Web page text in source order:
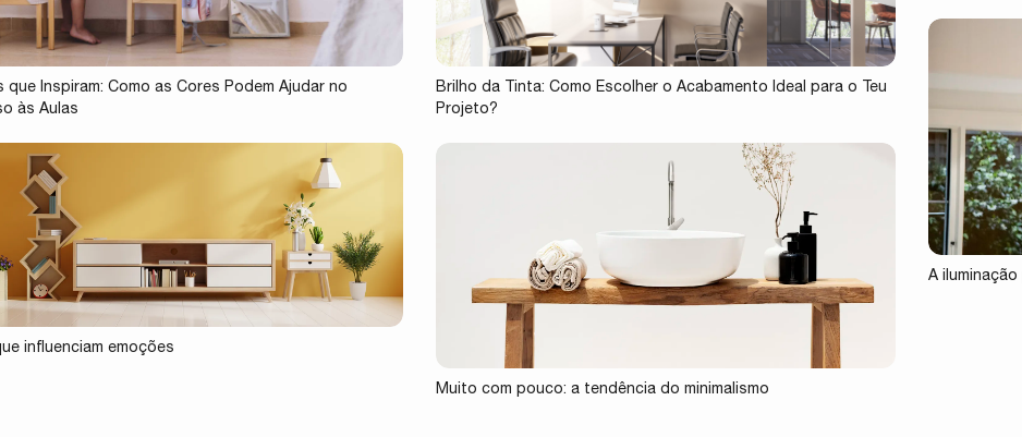
que Inspiram: Como as Cores Podem Ajudar no
às Aulas
Brilho da Tinta: Como Escolher o Acabamento Ideal para o Teu
Projeto?
influenciam emoções
Muito com pouco: a tendência do minimalismo
A